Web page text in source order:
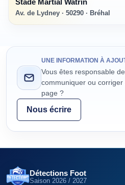
Stade Martial Watrin
Av. de Lydney · 50290 · Bréhal
UNE INFORMATION À
Vous êtes responsable
communiquer ou
page ?
Nous écrire
Détections Foot
Saison 2026 / 2027